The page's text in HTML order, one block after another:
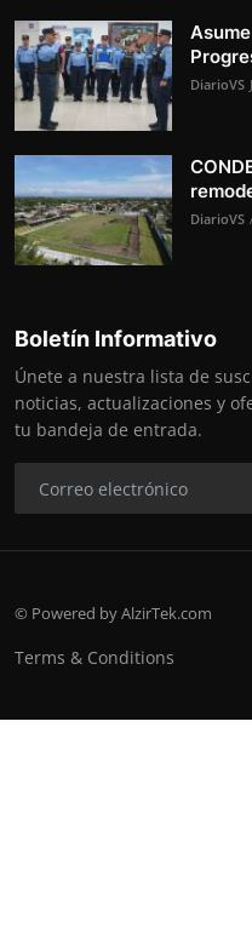
DiarioVS
DiarioVS
Boletín Informativo
Únete a nuestra lista de
noticias, actualizaciones y
tu bandeja de entrada.
© Powered by AlzirTek.com
Terms & Conditions